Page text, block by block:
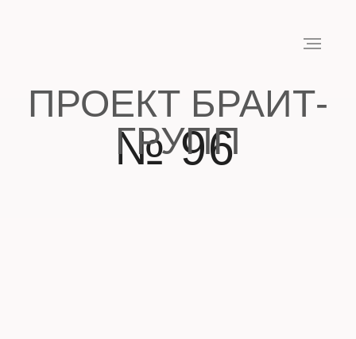
№ 96
ГРУПП